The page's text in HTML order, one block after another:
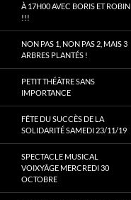
À 17H00 AVEC BORIS ET ROBIN
!!!
NON PAS 1, NON PAS 2, MAIS 3
ARBRES PLANTÉS !
PETIT THÉÂTRE SANS
IMPORTANCE
FÊTE DU SUCCÈS DE LA
SOLIDARITÉ SAMEDI 23/11/19
SPECTACLE MUSICAL
VOIXYÂGE MERCREDI 30
OCTOBRE